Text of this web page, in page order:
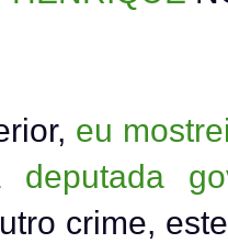
eu
deputada
crime,